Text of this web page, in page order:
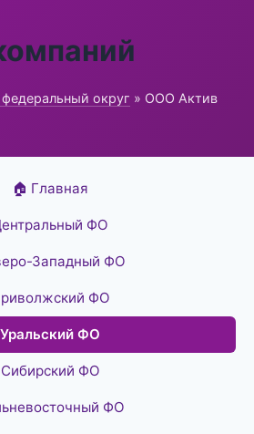
округ » ООО Актив
🏠 Главная
ФО
Западный ФО
ФО
Уральский ФО
Сибирский ФО
ФО